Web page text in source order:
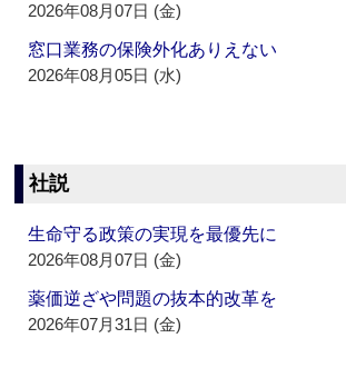
2026年08月07日 (金)
窓口業務の保険外化ありえない
2026年08月05日 (水)
社説
生命守る政策の実現を最優先に
2026年08月07日 (金)
薬価逆ざや問題の抜本的改革を
2026年07月31日 (金)